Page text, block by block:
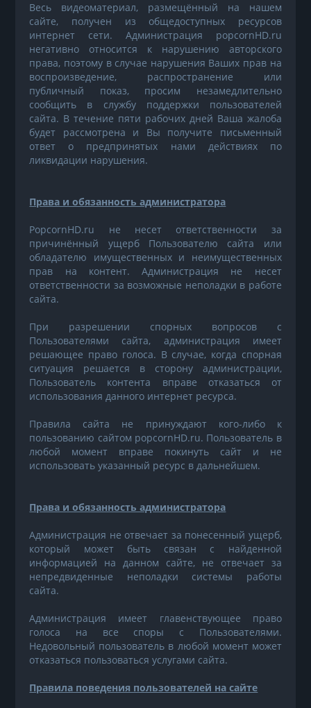
Весь видеоматериал, размещённый на нашем
сайте, получен из общедоступных ресурсов
интернет сети. Администрация popcornHD.ru
негативно относится к нарушению авторского
права, поэтому в случае нарушения Ваших прав на
воспроизведение, распространение или
публичный показ, просим незамедлительно
сообщить в службу поддержки пользователей
сайта. В течение пяти рабочих дней Ваша жалоба
будет рассмотрена и Вы получите письменный
ответ о предпринятых нами действиях по
ликвидации нарушения.
Права и обязанность администратора
PopcornHD.ru не несет ответственности за
причинённый ущерб Пользователю сайта или
обладателю имущественных и неимущественных
прав на контент. Администрация не несет
ответственности за возможные неполадки в работе
сайта.
При разрешении спорных вопросов с
Пользователями сайта, администрация имеет
решающее право голоса. В случае, когда спорная
ситуация решается в сторону администрации,
Пользователь контента вправе отказаться от
использования данного интернет ресурса.
Правила сайта не принуждают кого-либо к
пользованию сайтом popcornHD.ru. Пользователь в
любой момент вправе покинуть сайт и не
использовать указанный ресурс в дальнейшем.
Права и обязанность администратора
Администрация не отвечает за понесенный ущерб,
который может быть связан с найденной
информацией на данном сайте, не отвечает за
непредвиденные неполадки системы работы
сайта.
Администрация имеет главенствующее право
голоса на все споры с Пользователями.
Недовольный пользователь в любой момент может
отказаться пользоваться услугами сайта.
Правила поведения пользователей на сайте